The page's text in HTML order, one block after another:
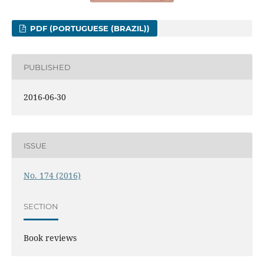
PDF (PORTUGUESE (BRAZIL))
PUBLISHED
2016-06-30
ISSUE
No. 174 (2016)
SECTION
Book reviews